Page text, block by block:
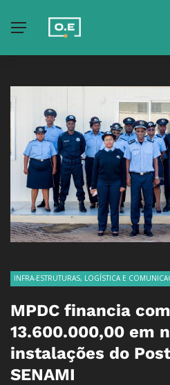
INFRA-ESTRUTURAS, LOGÍSTICA E
MPDC financia
13.600.000,00 em
instalações do
SENAMI